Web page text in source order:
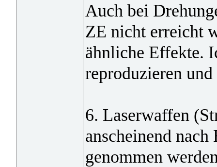
Auch bei
ZE nicht erreicht
ähnliche Effekte.
reproduzieren
6. Laserwaffen
anscheinend
genommen